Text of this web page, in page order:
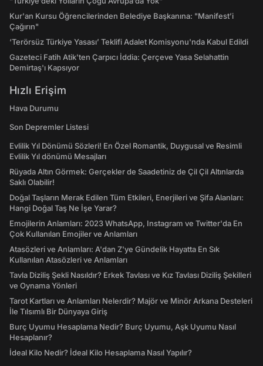
Kur'an Kursu Öğrencilerinden Belediye Başkanına: "Manifest’i
Çağırın"
‘Terörsüz Türkiye Yasası’ Teklifi Adalet Komisyonu'nda Kabul Edildi
Gazeteci Fatih Atik'ten Çarpıcı İddia: Çerçeve Yasa Selahattin
Demirtaş'ı Kapsıyor
Hızlı Erişim
Hava Durumu
Son Depremler Listesi
Evlilik Yıl Dönümü Sözleri! En Özel Romantik, Duygusal ve Resimli
Evlilik Yıl dönümü Mesajları
Rüyada Altın Görmek: Gerçekler de Saadetiniz de Çil Çil Altınlarda
Saklı Olabilir!
Doğal Taşların Merak Edilen Tüm Etkileri, Enerjileri ve Şifa Alanları:
Hangi Doğal Taş Ne İşe Yarar?
Emojilerin Anlamları: 2023 WhatsApp, Instagram ve Twitter'da En
Çok Kullanılan Emojiler ve Anlamları
Atasözleri ve Anlamları: A'dan Z'ye Gündelik Hayatta En Sık
Kullanılan Atasözleri ve Anlamları
Tavla Diziliş Şekli Nasıldır? Erkek Tavlası ve Kız Tavlası Diziliş Şekilleri
ve Oynama Yönleri
Tarot Kartları ve Anlamları Nelerdir? Majör ve Minör Arkana Desteleri
İle Tılsımlı Bir Dünyaya Giriş
Burç Uyumu Hesaplama Nedir? Burç Uyumu, Aşk Uyumu Nasıl
Hesaplanır?
İdeal Kilo Nedir? İdeal Kilo Hesaplama Nasıl Yapılır?